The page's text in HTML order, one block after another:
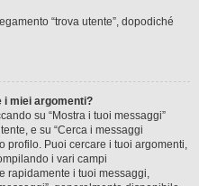
“trova utente”, dopodiché
i miei argomenti?
su “Mostra i tuoi messaggi”
e su “Cerca i messaggi
profilo. Puoi cercare i tuoi argomenti,
i vari campi
rapidamente i tuoi messaggi,